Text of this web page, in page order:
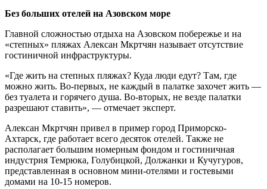
Без больших отелей на Азовском море
Главной сложностью отдыха на Азовском побережье и на
«степных» пляжах Алексан Мкртчян называет отсутствие
гостиничной инфраструктуры.
«Где жить на степных пляжах? Куда люди едут? Там, где
можно жить. Во-первых, не каждый в палатке захочет жить —
без туалета и горячего душа. Во-вторых, не везде палатки
разрешают ставить», — отмечает эксперт.
Алексан Мкртчян привел в пример город Приморско-
Ахтарск, где работает всего десяток отелей. Также не
располагает большим номерным фондом и гостиничная
индустрия Темрюка, Голубицкой, Должанки и Кучугуров,
представленная в основном мини-отелями и гостевыми
домами на 10-15 номеров.